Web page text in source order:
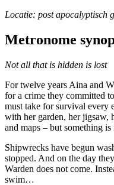
Locatie: post apocalyptisch
Metronome
Not all that is hidden is lost
For twelve years Aina and
for a crime they committed
must take for survival every
with her garden, her jigsaw,
and maps – but something
Shipwrecks have begun
stopped. And on the day
Warden does not come.
swim…